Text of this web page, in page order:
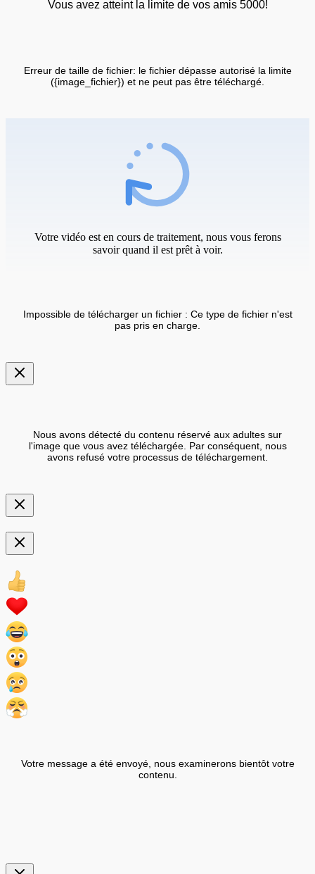
Vous avez atteint la limite de vos amis 5000!
Erreur de taille de fichier: le fichier dépasse autorisé la limite
({image_fichier}) et ne peut pas être téléchargé.
Votre vidéo est en cours de traitement, nous vous ferons
savoir quand il est prêt à voir.
Impossible de télécharger un fichier : Ce type de fichier n'est
pas pris en charge.
Nous avons détecté du contenu réservé aux adultes sur
l'image que vous avez téléchargée. Par conséquent, nous
avons refusé votre processus de téléchargement.
Votre message a été envoyé, nous examinerons bientôt votre
contenu.